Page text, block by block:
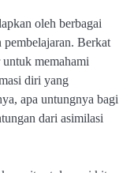
oleh berbagai
pembelajaran. Berkat
memahami
diri yang
apa untungnya bagi
dari asimilasi